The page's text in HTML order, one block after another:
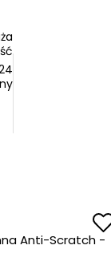
Anti-Scratch -